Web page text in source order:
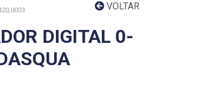
VOLTAR
DIGITAL 0-